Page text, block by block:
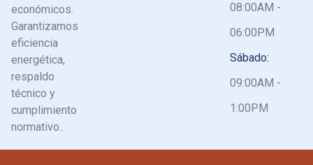
económicos.
Garantizamos
eficiencia
energética,
respaldo
técnico y
cumplimiento
normativo..
08:00AM -
06:00PM
Sábado:
09:00AM -
1:00PM